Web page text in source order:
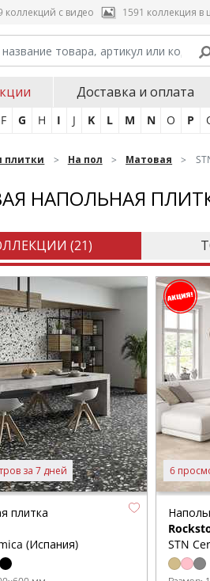
коллекций с видео 1591 коллекция в
Доставка и оплата
F G H I J K L M N O P
плитки На пол Матовая
НАПОЛЬНАЯ ПЛИТКА
(21)
за 7 дней
плитка
(Испания)
6
STN